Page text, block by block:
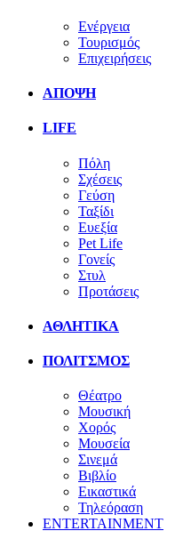
Ενέργεια
Τουρισμός
Επιχειρήσεις
ΑΠΟΨΗ
LIFE
Πόλη
Σχέσεις
Γεύση
Ταξίδι
Ευεξία
Pet Life
Γονείς
Στυλ
Προτάσεις
ΑΘΛΗΤΙΚΑ
ΠΟΛΙΤΣΜΟΣ
Θέατρο
Μουσική
Χορός
Μουσεία
Σινεμά
Βιβλίο
Εικαστικά
Τηλεόραση
ENTERTAINMENT